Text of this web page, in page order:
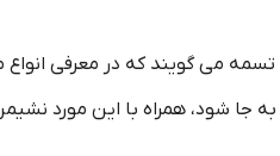
می گویند که در معرفی
جا شود، همراه با این مورد